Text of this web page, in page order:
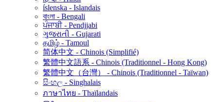
íslenska - Islandais
বাংলা - Bengali
ਪੰਜਾਬੀ - Pendjjabi
ગુજરાતી - Gujarati
தமிழ் - Tamoul
简体中文 - Chinois (Simplifié)
繁體中文語系 - Chinois (Traditionnel - Hong Kong)
繁體中文（台灣） - Chinois (Traditionnel - Taïwan)
සිංහල - Singhalais
ภาษาไทย - Thaïlandais